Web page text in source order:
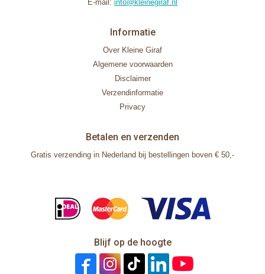
E-mail: info@kleinegiraf.nl
Informatie
Over Kleine Giraf
Algemene voorwaarden
Disclaimer
Verzendinformatie
Privacy
Betalen en verzenden
Gratis verzending in Nederland bij bestellingen boven € 50,-
Blijf op de hoogte